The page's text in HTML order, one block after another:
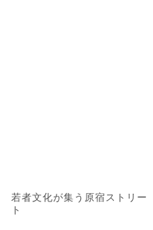
若者文化が集う原宿ストリー
ト